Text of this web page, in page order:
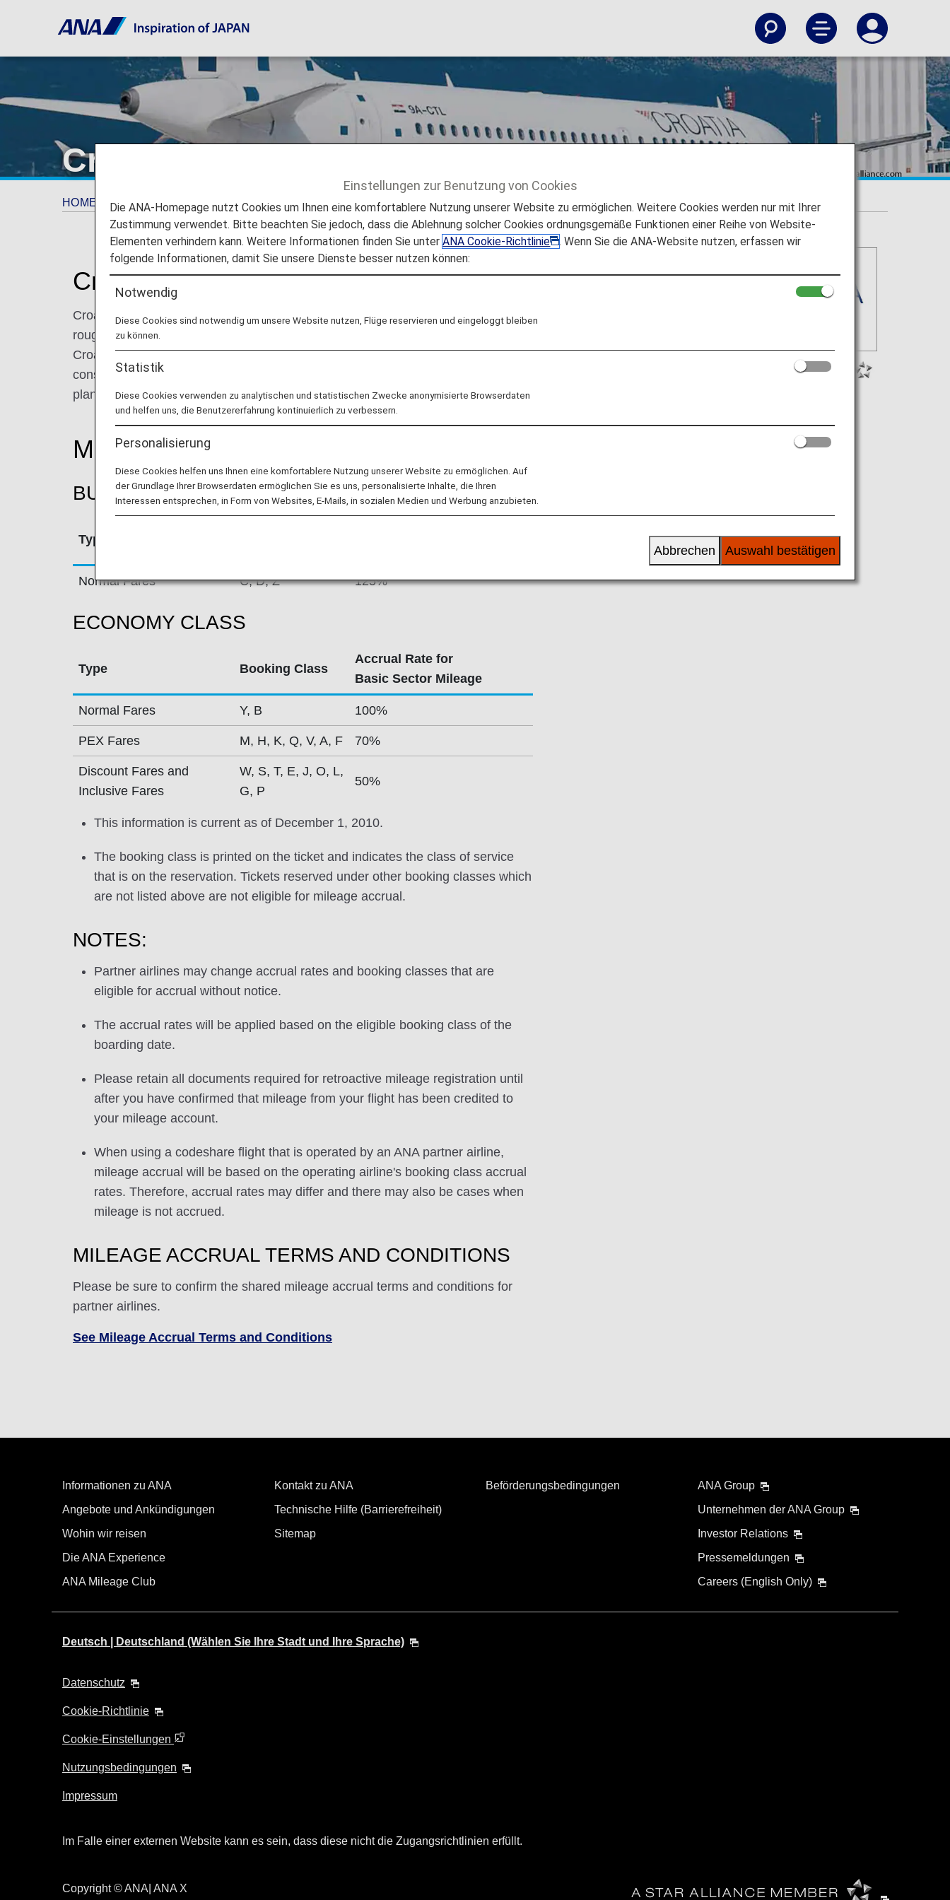
Croatia Airlines
HOME ANA Mileage Club Partner Airlines Croatia Airlines [OU]
Croatia Airlines (OU)
Croatia Airlines, the Croatian flag carrier, is a full-service airline that provides
roughly 110 departures per day to 40 domestic and international destinations.
Croatia Airlines significantly contributes to the development of Croatian tourism
considering that, on an annual basis, one third of all tourists arriving to Croatia by
plane fly Croatia Airlines.
Mileage Accrual Rates By Fare Type
BUSINESS CLASS
Type
Normal Fares C, D, Z 125%
ECONOMY CLASS
Type Booking Class
Accrual Rate for
Basic Sector Mileage
Normal Fares Y, B 100%
PEX Fares M, H, K, Q, V, A, F 70%
Discount Fares and
Inclusive Fares
W, S, T, E, J, O, L,
G, P
50%
This information is current as of December 1, 2010.
The booking class is printed on the ticket and indicates the class of service
that is on the reservation. Tickets reserved under other booking classes which
are not listed above are not eligible for mileage accrual.
NOTES:
Partner airlines may change accrual rates and booking classes that are
eligible for accrual without notice.
The accrual rates will be applied based on the eligible booking class of the
boarding date.
Please retain all documents required for retroactive mileage registration until
after you have confirmed that mileage from your flight has been credited to
your mileage account.
When using a codeshare flight that is operated by an ANA partner airline,
mileage accrual will be based on the operating airline's booking class accrual
rates. Therefore, accrual rates may differ and there may also be cases when
mileage is not accrued.
MILEAGE ACCRUAL TERMS AND CONDITIONS
Please be sure to confirm the shared mileage accrual terms and conditions for
partner airlines.
See Mileage Accrual Terms and Conditions
Informationen zu ANA
Angebote und Ankündigungen
Wohin wir reisen
Die ANA Experience
ANA Mileage Club
Kontakt zu ANA
Technische Hilfe (Barrierefreiheit)
Sitemap
Beförderungsbedingungen
ANA Group
Unternehmen der ANA Group
Investor Relations
Pressemeldungen
Careers (English Only)
Deutsch | Deutschland (Wählen Sie Ihre Stadt und Ihre Sprache)
Datenschutz
Cookie-Richtlinie
Cookie-Einstellungen
Nutzungsbedingungen
Impressum
Im Falle einer externen Website kann es sein, dass diese nicht die Zugangsrichtlinien erfüllt.
Copyright© ANA| ANA X
Einstellungen zur Benutzung von Cookies
Die ANA-Homepage nutzt Cookies um Ihnen eine komfortablere Nutzung unserer Website zu ermöglichen. Weitere Cookies werden nur mit Ihrer
Zustimmung verwendet. Bitte beachten Sie jedoch, dass die Ablehnung solcher Cookies ordnungsgemäße Funktionen einer Reihe von Website-
Elementen verhindern kann. Weitere Informationen finden Sie unterANA Cookie-Richtlinie
. Wenn Sie die ANA-Website nutzen, erfassen wir
folgende Informationen, damit Sie unsere Dienste besser nutzen können:
Notwendig
Diese Cookies sind notwendig um unsere Website nutzen, Flüge reservieren und eingeloggt bleiben
zu können.
Statistik
Diese Cookies verwenden zu analytischen und statistischen Zwecke anonymisierte Browserdaten
und helfen uns, die Benutzererfahrung kontinuierlich zu verbessern.
Personalisierung
Diese Cookies helfen uns Ihnen eine komfortablere Nutzung unserer Website zu ermöglichen. Auf
der Grundlage Ihrer Browserdaten ermöglichen Sie es uns, personalisierte Inhalte, die Ihren
Interessen entsprechen, in Form von Websites, E-Mails, in sozialen Medien und Werbung anzubieten.
Auswahl bestätigen
Abbrechen